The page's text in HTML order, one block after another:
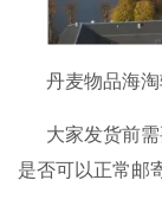
丹麦物品海
大家发货前
是否可以正常邮